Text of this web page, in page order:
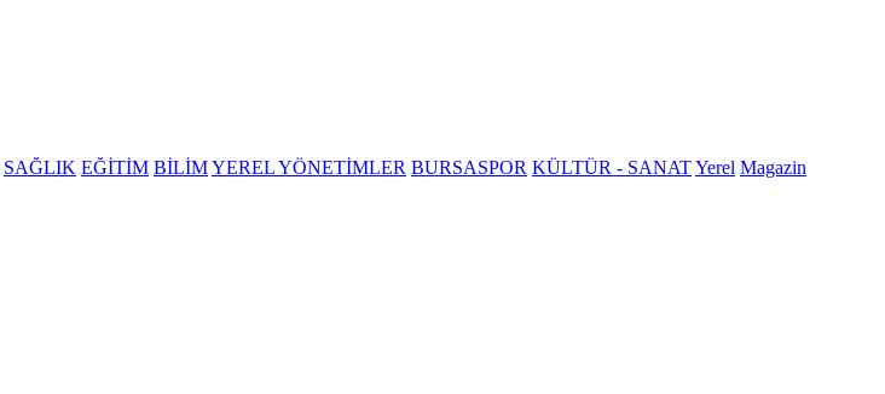
SAĞLIK EĞİTİM BİLİMYEREL YÖNETİMLER BURSASPOR KÜLTÜR - SANATYerel Magazin